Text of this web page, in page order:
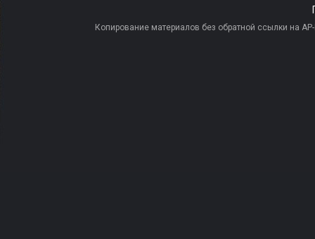
Копирование материалов без обратной ссылки на